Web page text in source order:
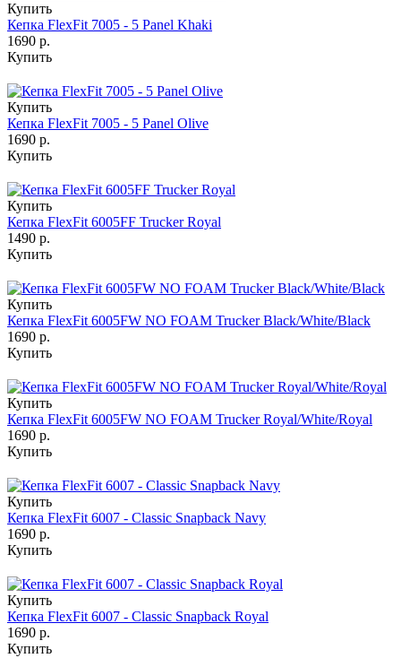
Купить
Кепка FlexFit 7005 - 5 Panel Khaki
1690 р.
Купить
Купить
Кепка FlexFit 7005 - 5 Panel Olive
1690 р.
Купить
Купить
Кепка FlexFit 6005FF Trucker Royal
1490 р.
Купить
Купить
Кепка FlexFit 6005FW NO FOAM Trucker Black/White/Black
1690 р.
Купить
Купить
Кепка FlexFit 6005FW NO FOAM Trucker Royal/White/Royal
1690 р.
Купить
Купить
Кепка FlexFit 6007 - Classic Snapback Navy
1690 р.
Купить
Купить
Кепка FlexFit 6007 - Classic Snapback Royal
1690 р.
Купить